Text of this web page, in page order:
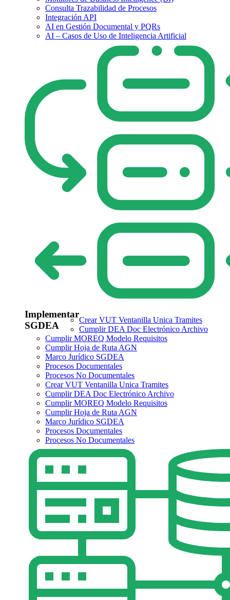
Consulta Trazabilidad de Procesos
Integración API
AI en Gestión Documental y PQRs
AI – Casos de Uso de Inteligencia Artificial
Implementar
SGDEA
Crear VUT Ventanilla Unica Tramites
Cumplir DEA Doc Electrónico Archivo
Cumplir MOREQ Modelo Requisitos
Cumplir Hoja de Ruta AGN
Marco Jurídico SGDEA
Procesos Documentales
Procesos No Documentales
Crear VUT Ventanilla Unica Tramites
Cumplir DEA Doc Electrónico Archivo
Cumplir MOREQ Modelo Requisitos
Cumplir Hoja de Ruta AGN
Marco Jurídico SGDEA
Procesos Documentales
Procesos No Documentales